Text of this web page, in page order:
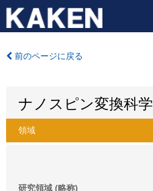
前のページに戻る
ナノスピン変換科学
領域
研究領域 (略称)